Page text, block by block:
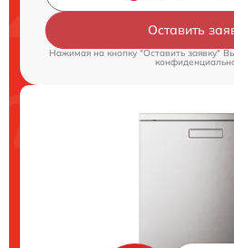
Оставить
Нажимая на кнопку "Оставить заявку"